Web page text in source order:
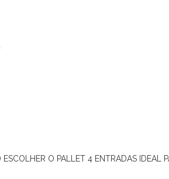
ESCOLHER O PALLET 4 ENTRADAS IDEAL